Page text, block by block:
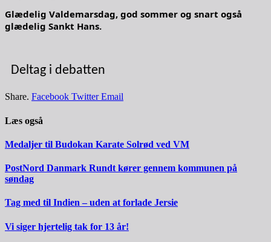
Glædelig Valdemarsdag, god sommer og snart også
glædelig Sankt Hans.
Deltag i debatten
Share. Facebook Twitter Email
Læs også
Medaljer til Budokan Karate Solrød ved VM
PostNord Danmark Rundt kører gennem kommunen på
søndag
Tag med til Indien – uden at forlade Jersie
Vi siger hjertelig tak for 13 år!